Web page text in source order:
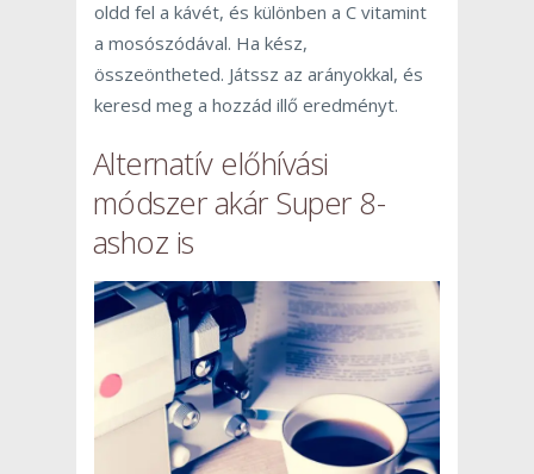
oldd fel a kávét, és különben a C vitamint
a mosószódával. Ha kész,
összeöntheted. Játssz az arányokkal, és
keresd meg a hozzád illő eredményt.
Alternatív előhívási
módszer akár Super 8-
ashoz is